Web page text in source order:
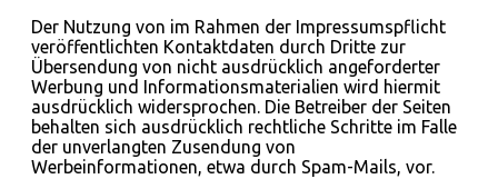
Der Nutzung von im Rahmen der Impressumspflicht
veröffentlichten Kontaktdaten durch Dritte zur
Übersendung von nicht ausdrücklich angeforderter
Werbung und Informationsmaterialien wird hiermit
ausdrücklich widersprochen. Die Betreiber der Seiten
behalten sich ausdrücklich rechtliche Schritte im Falle
der unverlangten Zusendung von
Werbeinformationen, etwa durch Spam-Mails, vor.